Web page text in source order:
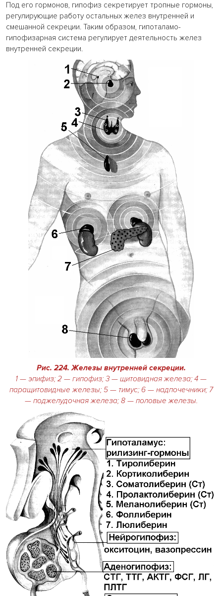
Под его гормонов, гипофиз секретирует тропные гормоны,
регулирующие работу остальных желез внутренней и
смешанной секреции. Таким образом, гипоталамо-
гипофизарная система регулирует деятельность желез
внутренней секреции.
Рис. 224.Железы внутренней секреции.
1 — эпифиз; 2 — гипофиз; 3 — щитовидная железа; 4 —
паращитовидные железы; 5 — тимус; 6 — надпочечники; 7
— поджелудочная железа; 8 — половые железы.